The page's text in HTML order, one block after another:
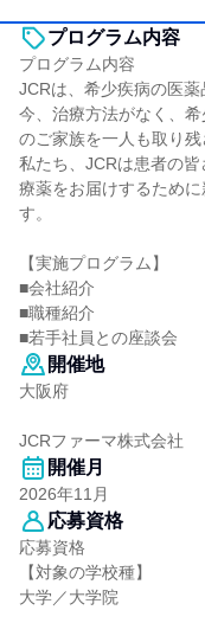
プログラム内容
プログラム内容
JCRは、希少疾病の医薬
今、治療方法がなく、
のご家族を一人も取り残
私たち、JCRは患者の
療薬をお届けするため
す。
【実施プログラム】
■会社紹介
■職種紹介
■若手社員との座談会
開催地
大阪府
JCRファーマ株式会社
開催月
2026年11月
応募資格
応募資格
【対象の学校種】
大学／大学院